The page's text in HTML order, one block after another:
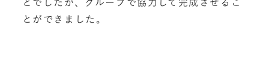
とでしたが、グループで協力して完成させるこ
とができました。